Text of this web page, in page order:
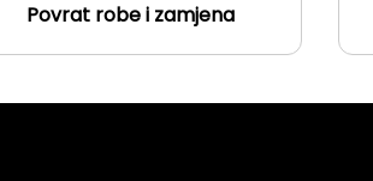
Povrat robe i zamjena